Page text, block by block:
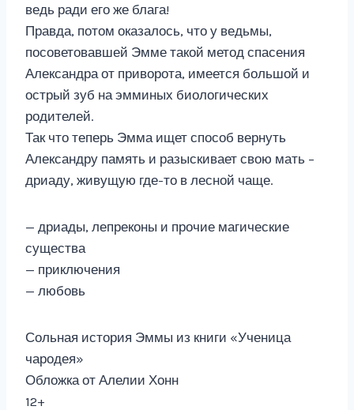
ведь ради его же блага!
Правда, потом оказалось, что у ведьмы,
посоветовавшей Эмме такой метод спасения
Александра от приворота, имеется большой и
острый зуб на эмминых биологических
родителей.
Так что теперь Эмма ищет способ вернуть
Александру память и разыскивает свою мать –
дриаду, живущую где-то в лесной чаще.
— дриады, лепреконы и прочие магические
существа
— приключения
— любовь
Сольная история Эммы из книги «Ученица
чародея»
Обложка от Алелии Хонн
12+